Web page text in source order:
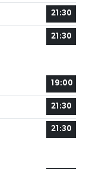
21:30
21:30
19:00
21:30
21:30